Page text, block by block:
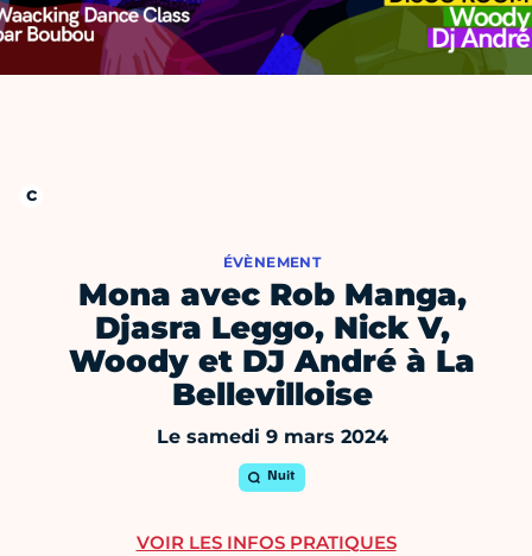
ÉVÈNEMENT
Mona avec Rob Manga,
Djasra Leggo, Nick V,
Woody et DJ André à La
Bellevilloise
Le samedi 9 mars 2024
Nuit
VOIR LES INFOS PRATIQUES